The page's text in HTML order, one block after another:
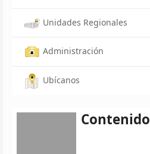
Unidades Regionales
Administración
Ubícanos
Contenido